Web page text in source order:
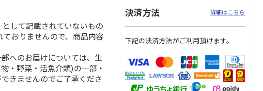
して記載されていないもの
おりませんので、商品内容
へのお届けについては、生
・野菜・活魚介類)の一部・
きませんのでご了承くださ
決済方法 詳細はこちら
下記の決済方法がご利用頂けます。